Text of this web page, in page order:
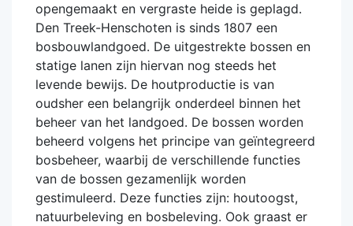
opengemaakt en vergraste heide is geplagd.
Den Treek-Henschoten is sinds 1807 een
bosbouwlandgoed. De uitgestrekte bossen en
statige lanen zijn hiervan nog steeds het
levende bewijs. De houtproductie is van
oudsher een belangrijk onderdeel binnen het
beheer van het landgoed. De bossen worden
beheerd volgens het principe van geïntegreerd
bosbeheer, waarbij de verschillende functies
van de bossen gezamenlijk worden
gestimuleerd. Deze functies zijn: houtoogst,
natuurbeleving en bosbeleving. Ook graast er